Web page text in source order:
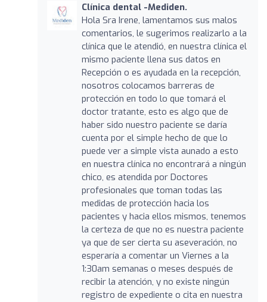
Clínica dental -Mediden.
Hola Sra Irene, lamentamos sus malos
comentarios, le sugerimos realizarlo a la
clínica que le atendió, en nuestra clínica el
mismo paciente llena sus datos en
Recepción o es ayudada en la recepción,
nosotros colocamos barreras de
protección en todo lo que tomará el
doctor tratante, esto es algo que de
haber sido nuestro paciente se daría
cuenta por el simple hecho de que lo
puede ver a simple vista aunado a esto
en nuestra clínica no encontrará a ningún
chico, es atendida por Doctores
profesionales que toman todas las
medidas de protección hacia los
pacientes y hacia ellos mismos, tenemos
la certeza de que no es nuestra paciente
ya que de ser cierta su aseveración, no
esperaría a comentar un Viernes a la
1:30am semanas o meses después de
recibir la atención, y no existe ningún
registro de expediente o cita en nuestra